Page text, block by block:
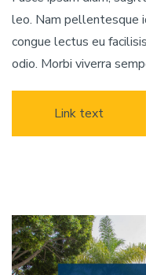
leo. Nam pellentesque
congue lectus eu
odio. Morbi viverra
Link text